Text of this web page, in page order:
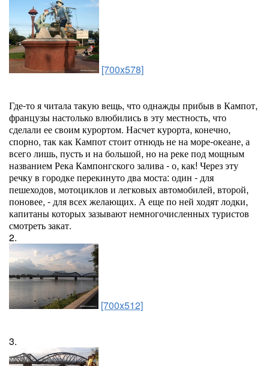
[700x578]
Где-то я читала такую вещь, что однажды прибыв в Кампот,
французы настолько влюбились в эту местность, что
сделали ее своим курортом. Насчет курорта, конечно,
спорно, так как Кампот стоит отнюдь не на море-океане, а
всего лишь, пусть и на большой, но на реке под мощным
названием Река Кампонгского залива - о, как! Через эту
речку в городке перекинуто два моста: один - для
пешеходов, мотоциклов и легковых автомобилей, второй,
поновее, - для всех желающих. А еще по ней ходят лодки,
капитаны которых зазывают немногочисленных туристов
смотреть закат.
2.
[700x512]
3.